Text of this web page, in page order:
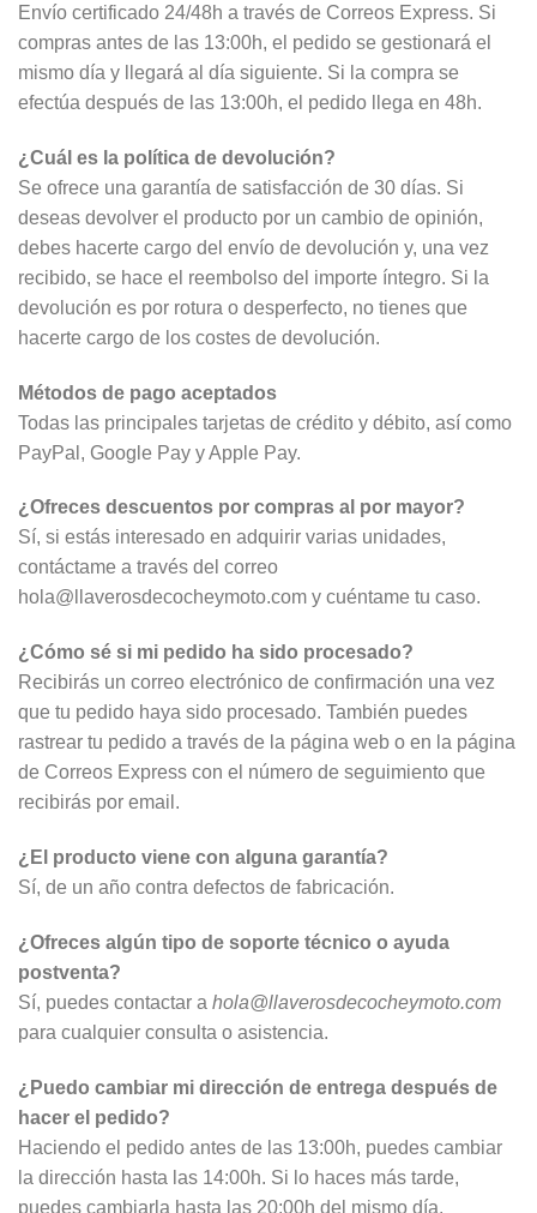
Envío certificado 24/48h a través de Correos Express. Si
compras antes de las 13:00h, el pedido se gestionará el
mismo día y llegará al día siguiente. Si la compra se
efectúa después de las 13:00h, el pedido llega en 48h.
¿Cuál es la política de devolución?
Se ofrece una garantía de satisfacción de 30 días. Si
deseas devolver el producto por un cambio de opinión,
debes hacerte cargo del envío de devolución y, una vez
recibido, se hace el reembolso del importe íntegro. Si la
devolución es por rotura o desperfecto, no tienes que
hacerte cargo de los costes de devolución.
Métodos de pago aceptados
Todas las principales tarjetas de crédito y débito, así como
PayPal, Google Pay y Apple Pay.
¿Ofreces descuentos por compras al por mayor?
Sí, si estás interesado en adquirir varias unidades,
contáctame a través del correo
hola@llaverosdecocheymoto.com y cuéntame tu caso.
¿Cómo sé si mi pedido ha sido procesado?
Recibirás un correo electrónico de confirmación una vez
que tu pedido haya sido procesado. También puedes
rastrear tu pedido a través de la página web o en la página
de Correos Express con el número de seguimiento que
recibirás por email.
¿El producto viene con alguna garantía?
Sí, de un año contra defectos de fabricación.
¿Ofreces algún tipo de soporte técnico o ayuda
postventa?
Sí, puedes contactar a hola@llaverosdecocheymoto.com
para cualquier consulta o asistencia.
¿Puedo cambiar mi dirección de entrega después de
hacer el pedido?
Haciendo el pedido antes de las 13:00h, puedes cambiar
la dirección hasta las 14:00h. Si lo haces más tarde,
puedes cambiarla hasta las 20:00h del mismo día.